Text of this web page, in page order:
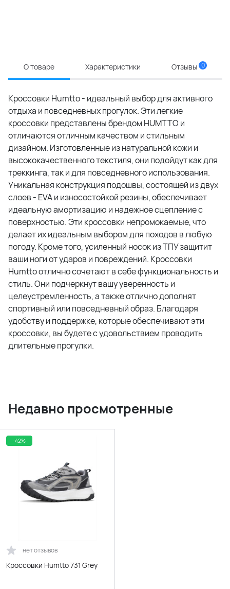
О товаре Характеристики Отзывы 0
Кроссовки Humtto - идеальный выбор для активного
отдыха и повседневных прогулок. Эти легкие
кроссовки представлены брендом HUMTTO и
отличаются отличным качеством и стильным
дизайном. Изготовленные из натуральной кожи и
высококачественного текстиля, они подойдут как для
треккинга, так и для повседневного использования.
Уникальная конструкция подошвы, состоящей из двух
слоев - EVA и износостойкой резины, обеспечивает
идеальную амортизацию и надежное сцепление с
поверхностью. Эти кроссовки непромокаемые, что
делает их идеальным выбором для походов в любую
погоду. Кроме того, усиленный носок из ТПУ защитит
ваши ноги от ударов и повреждений. Кроссовки
Humtto отлично сочетают в себе функциональность и
стиль. Они подчеркнут вашу уверенность и
целеустремленность, а также отлично дополнят
спортивный или повседневный образ. Благодаря
удобству и поддержке, которые обеспечивают эти
кроссовки, вы будете с удовольствием проводить
длительные прогулки.
Недавно просмотренные
-42%
нет отзывов
Кроссовки Humtto 731 Grey